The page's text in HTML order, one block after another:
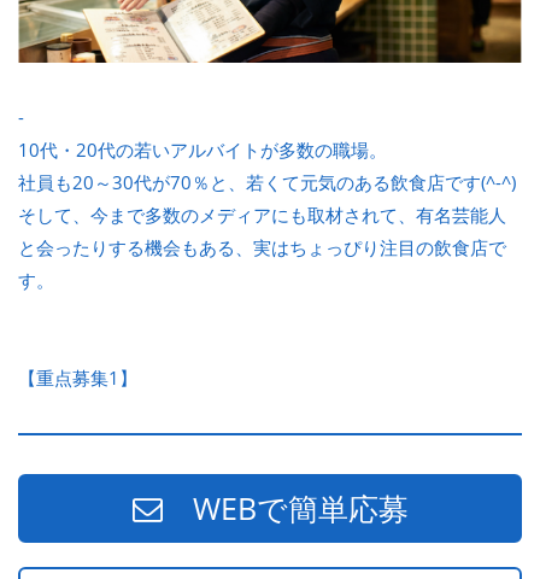
-
10代・20代の若いアルバイトが多数の職場。
社員も20～30代が70％と、若くて元気のある飲食店です(^-^)
そして、今まで多数のメディアにも取材されて、有名芸能人
と会ったりする機会もある、実はちょっぴり注目の飲食店で
す。
【重点募集1】
WEBで簡単応募